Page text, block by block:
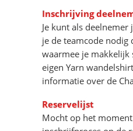
Inschrijving
Je kunt als
je de teamcode nodig
waarmee je makkelijk
eigen Yarn
informatie over de
Reservelijst
Mocht op het